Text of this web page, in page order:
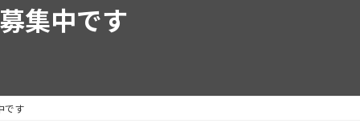
集中です
です